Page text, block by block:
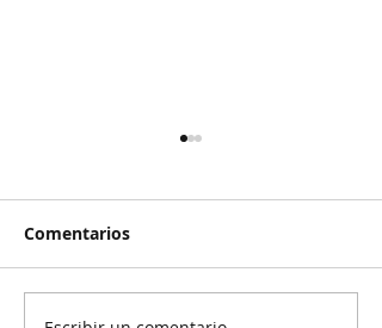
Comentarios